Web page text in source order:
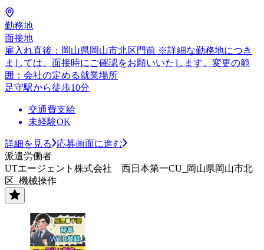
勤務地
面接地
雇入れ直後：岡山県岡山市北区門前 ※詳細な勤務地につき
ましては、面接時にご確認をお願いいたします。変更の範
囲：会社の定める就業場所
足守駅から徒歩10分
交通費支給
未経験OK
詳細を見る
応募画面に進む
派遣労働者
UTエージェント株式会社 西日本第一CU_岡山県岡山市北
区_機械操作